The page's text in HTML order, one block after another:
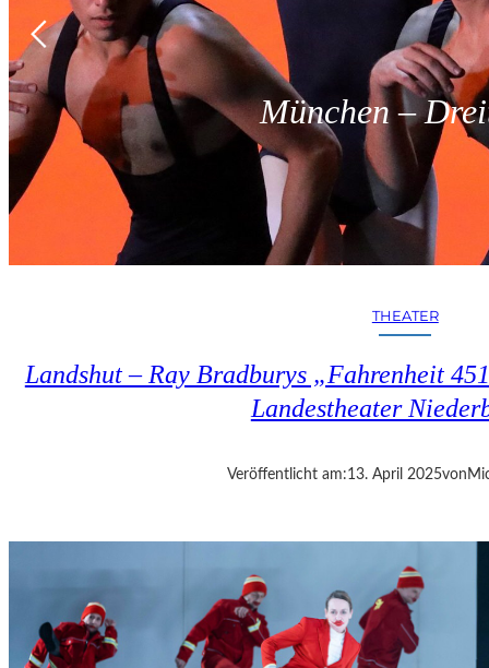
München –
THEATER
Landshut – Ray Bradburys „Fahrenheit
Landestheater
Veröffentlicht am:13. April 2025von